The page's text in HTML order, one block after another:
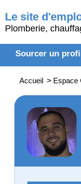
Le site
Plomberie,
Sourcer un
Accueil > Espace